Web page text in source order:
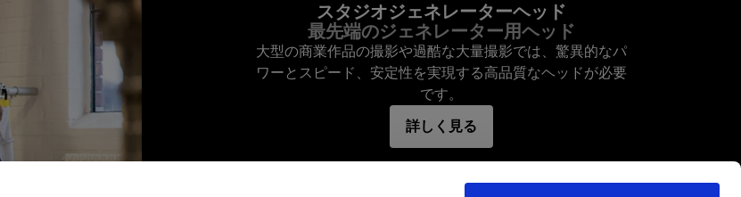
スタジオジェネレーターヘッド
最先端のジェネレーター用ヘッド
大型の商業作品の撮影や過酷な大量撮影では、驚異的なパ
ワーとスピード、安定性を実現する高品質なヘッドが必要
です。
詳しく見る